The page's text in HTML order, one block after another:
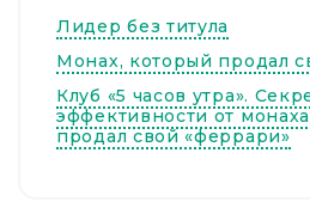
Лидер без титула
Монах, который продал
Клуб «5 часов утра».
эффективности от
продал свой «феррари»